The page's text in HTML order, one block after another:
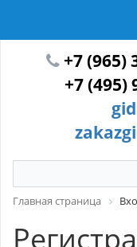
+7 (965)
+7 (495)
Главная страница